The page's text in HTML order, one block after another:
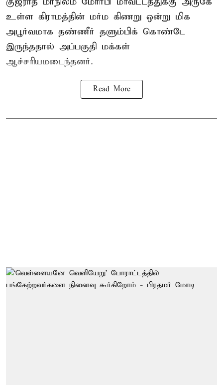
உள்ள கிராமத்தின் மர்ம கிணறு ஒன்று மிக
அபூர்வமாக தண்ணீர் தளும்பிக் கொண்டே
இருந்ததால் அப்பகுதி மக்கள்
ஆச்சரியமடைந்தனர்.
Read More